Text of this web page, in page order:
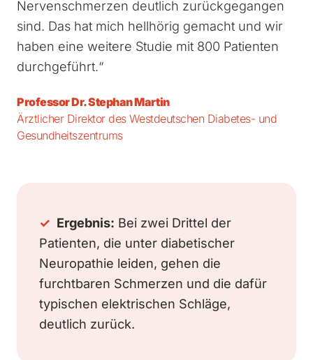
Nervenschmerzen deutlich zurückgegangen
sind. Das hat mich hellhörig gemacht und wir
haben eine weitere Studie mit 800 Patienten
durchgeführt.“
Professor Dr. Stephan Martin
Ärztlicher Direktor des Westdeutschen Diabetes- und
Gesundheitszentrums
✓ Ergebnis: Bei zwei Drittel der
Patienten, die unter diabetischer
Neuropathie leiden, gehen die
furchtbaren Schmerzen und die dafür
typischen elektrischen Schläge,
deutlich zurück.